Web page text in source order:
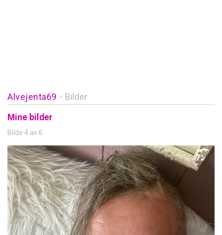
Alvejenta69 » Bilder
Mine bilder
Bilde 4 av 6